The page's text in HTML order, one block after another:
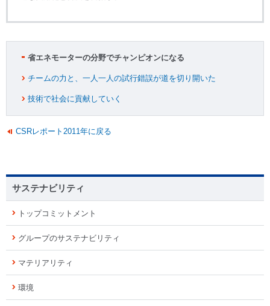
省エネモーターの分野でチャンピオンになる
チームの力と、一人一人の試行錯誤が道を切り開いた
技術で社会に貢献していく
CSRレポート2011年に戻る
サステナビリティ
トップコミットメント
グループのサステナビリティ
マテリアリティ
環境